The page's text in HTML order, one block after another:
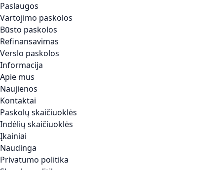
Paslaugos
Vartojimo paskolos
Būsto paskolos
Refinansavimas
Verslo paskolos
Informacija
Apie mus
Naujienos
Kontaktai
Paskolų skaičiuoklės
Indėlių skaičiuoklės
Įkainiai
Naudinga
Privatumo politika